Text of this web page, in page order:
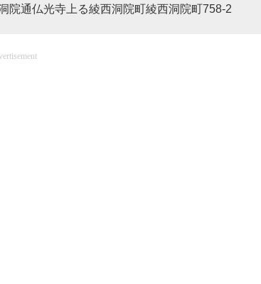
院通仏光寺上る綾西洞院町綾西洞院町758-2